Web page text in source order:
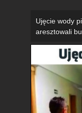
Ujęcie wody
aresztowali